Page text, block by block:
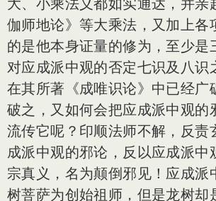
大、小乘法义都如实通达，并亲
伽师地论》等大乘法，又加上各
的是他本身证量的修为，至少是
对应成派中观的否定七识及八识
在其所著《成唯识论》中已经广
破之，又如何会把应成派中观的
流传它呢？印顺法师不解，反责
成派中观的邪论，反以应成派中
宗真义，名为颠倒邪见！应成派
树菩萨为创始祖师，但是龙树却